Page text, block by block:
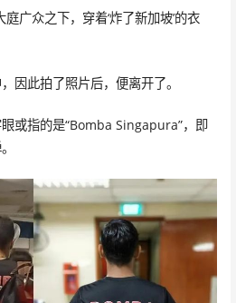
广众之下，穿着‘炸了新加坡’的衣
因此拍了照片后，便离开了。
或指的是“Bomba Singapura”，即